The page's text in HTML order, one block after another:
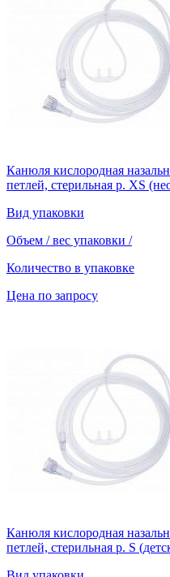
Канюля кислородная
петлей, стерильная р. XS
Вид упаковки
Объем / вес упаковки /
Количество в упаковке
Цена по запросу
Канюля кислородная
петлей, стерильная р. S